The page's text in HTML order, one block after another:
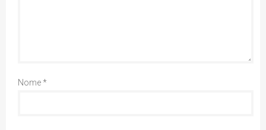
Nome*